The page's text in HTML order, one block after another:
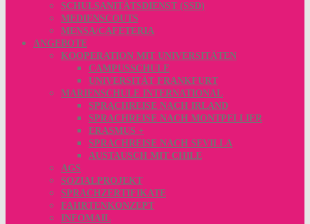
SCHULSANITÄTSDIENST (SSD)
MEDIENSCOUTS
MENSA/CAFETERIA
ANGEBOTE
KOOPERATION MIT UNIVERSITÄTEN
CAMPUSSCHULE
UNIVERSITÄT FRANKFURT
MARIENSCHULE INTERNATIONAL
SPRACHREISE NACH IRLAND
SPRACHREISE NACH MONTPELLIER
ERASMUS +
SPRACHREISE NACH SEVILLA
AUSTAUSCH MIT CHILE
AGS
SOZIALPROJEKT
SPRACHZERTIFIKATE
FAHRTENKONZEPT
INFOMAIL